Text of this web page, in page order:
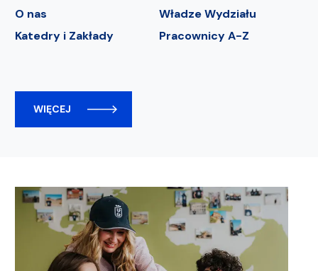
O nas
Władze Wydziału
Katedry i Zakłady
Pracownicy A-Z
WIĘCEJ